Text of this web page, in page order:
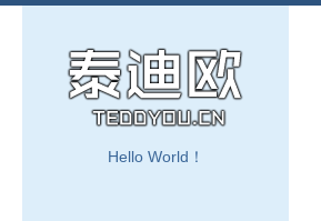
Hello World！